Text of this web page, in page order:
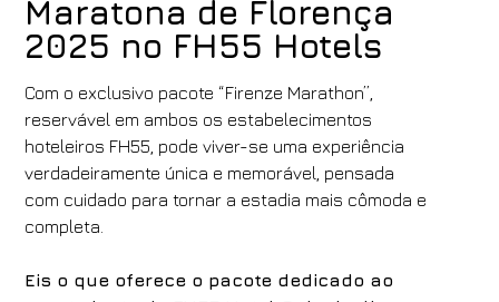
Hotéis
FH55 Hotels
Chegada Partida
Maratona de Florença
2025 no FH55 Hotels
Com o exclusivo pacote “Firenze Marathon”,
reservável em ambos os estabelecimentos
hoteleiros FH55, pode viver-se uma experiência
verdadeiramente única e memorável, pensada
com cuidado para tornar a estadia mais cômoda e
completa.
Eis o que oferece o pacote dedicado ao